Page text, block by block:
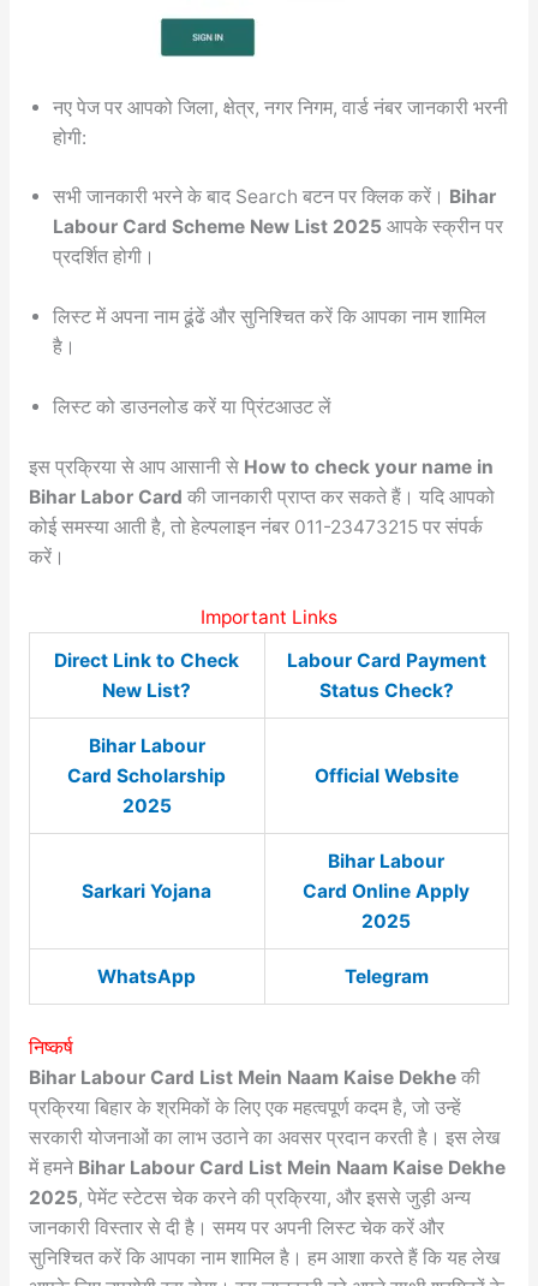
नए पेज पर आपको जिला, क्षेत्र, नगर निगम, वार्ड नंबर जानकारी भरनी
होगी:
सभी जानकारी भरने के बाद Search बटन पर क्लिक करें। Bihar
Labour Card Scheme New List 2025 आपके स्क्रीन पर
प्रदर्शित होगी।
लिस्ट में अपना नाम ढूंढें और सुनिश्चित करें कि आपका नाम शामिल
है।
लिस्ट को डाउनलोड करें या प्रिंटआउट लें
इस प्रक्रिया से आप आसानी से How to check your name in
Bihar Labor Card की जानकारी प्राप्त कर सकते हैं। यदि आपको
कोई समस्या आती है, तो हेल्पलाइन नंबर 011-23473215 पर संपर्क
करें।
Important Links
Direct Link to Check
New List?
Labour Card Payment
Status Check?
Bihar Labour
Card Scholarship
2025
Official Website
Sarkari Yojana
Bihar Labour
Card Online Apply
2025
WhatsApp Telegram
निष्कर्ष
Bihar Labour Card List Mein Naam Kaise Dekheकी
प्रक्रिया बिहार के श्रमिकों के लिए एक महत्वपूर्ण कदम है, जो उन्हें
सरकारी योजनाओं का लाभ उठाने का अवसर प्रदान करती है। इस लेख
में हमने Bihar Labour Card List Mein Naam Kaise Dekhe
2025, पेमेंट स्टेटस चेक करने की प्रक्रिया, और इससे जुड़ी अन्य
जानकारी विस्तार से दी है। समय पर अपनी लिस्ट चेक करें और
सुनिश्चित करें कि आपका नाम शामिल है। हम आशा करते हैं कि यह लेख